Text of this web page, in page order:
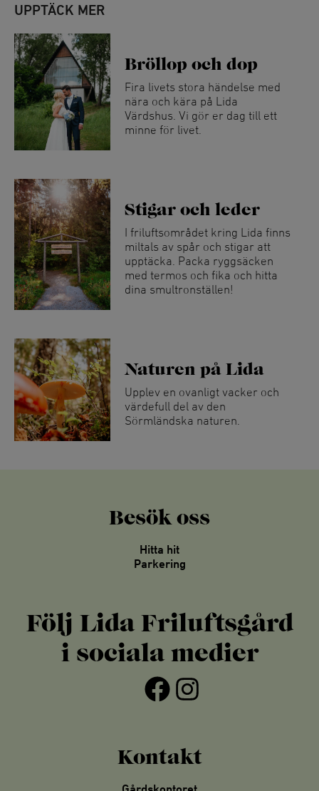
UPPTÄCK MER
Bröllop och dop
Fira livets stora händelse med
nära och kära på Lida
Värdshus. Vi gör er dag till ett
minne för livet.
Stigar och leder
I friluftsområdet kring Lida finns
miltals av spår och stigar att
upptäcka. Packa ryggsäcken
med termos och fika och hitta
dina smultronställen!
Naturen på Lida
Upplev en ovanligt vacker och
värdefull del av den
Sörmländska naturen.
Besök oss
Hitta hit
Parkering
Följ Lida Friluftsgård
i sociala medier
Facebook Instagram
Kontakt